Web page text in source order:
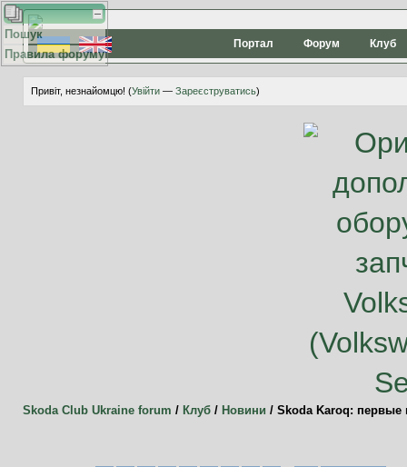
Портал Форум Клуб
Привіт, незнайомцю! (Увійти— Зареєструватись)
Skoda Club Ukraine forum / Клуб/ Новини / Skoda Karoq: первые
Пошук
Правила форуму